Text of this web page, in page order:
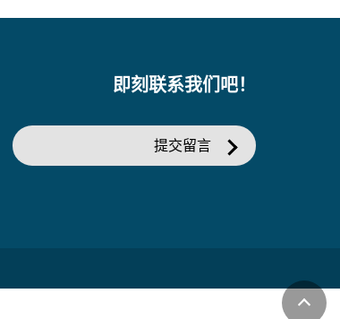
即刻联系我们吧！
提交留言